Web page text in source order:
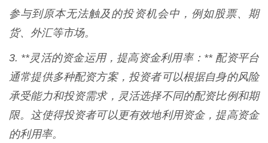
参与到原本无法触及的投资机会中，例如股票、期
货、外汇等市场。
3. **灵活的资金运用，提高资金利用率：** 配资平台
通常提供多种配资方案，投资者可以根据自身的风险
承受能力和投资需求，灵活选择不同的配资比例和期
限。这使得投资者可以更有效地利用资金，提高资金
的利用率。